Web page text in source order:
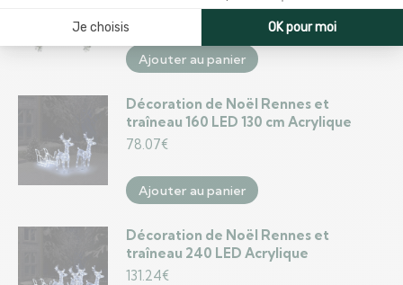
Ajouter au panier
Décoration de Noël Rennes et
traîneau 160 LED 130 cm Acrylique
78.07€
Ajouter au panier
Décoration de Noël Rennes et
traîneau 240 LED Acrylique
131.24€